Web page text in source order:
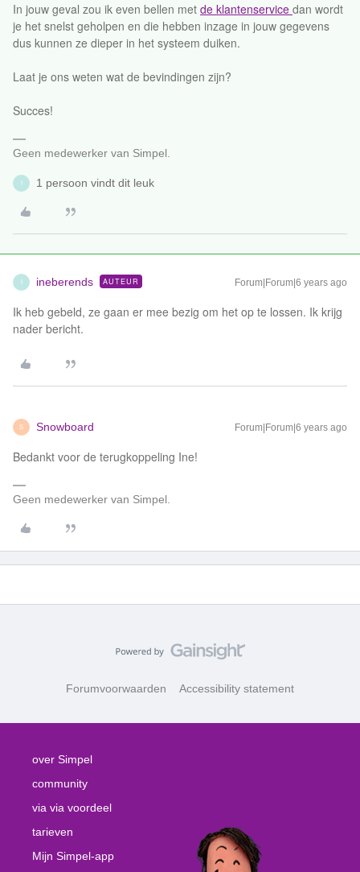
In jouw geval zou ik even bellen met de klantenservice dan wordt
je het snelst geholpen en die hebben inzage in jouw gegevens
dus kunnen ze dieper in het systeem duiken.
Laat je ons weten wat de bevindingen zijn?
Succes!
Geen medewerker van Simpel.
I 1 persoon vindt dit leuk
I ineberends AUTEUR Forum|Forum|6 years ago
Ik heb gebeld, ze gaan er mee bezig om het op te lossen. Ik krijg
nader bericht.
S Snowboard Forum|Forum|6 years ago
Bedankt voor de terugkoppeling Ine!
Geen medewerker van Simpel.
Forumvoorwaarden Accessibility statement
over Simpel
community
via via voordeel
tarieven
Mijn Simpel-app